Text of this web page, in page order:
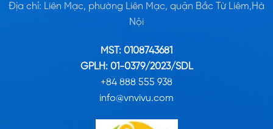
Địa chỉ: Liên Mạc, phường Liên Mạc, quận Bắc Từ Liêm,Hà
Nội
MST: 0108743681
GPLH: 01-0379/2023/SDL
+84 888 555 938
info@vnvivu.com